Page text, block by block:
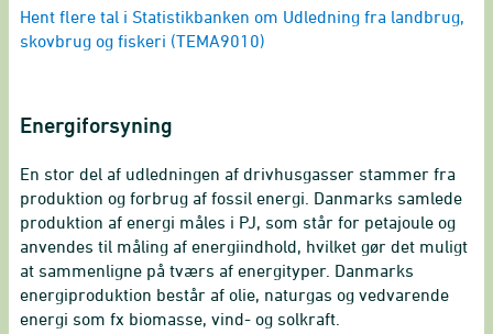
End of interactive chart.
Hent flere tal i Statistikbanken om Udledning fra landbrug,
skovbrug og fiskeri (TEMA9010)
Energiforsyning
En stor del af udledningen af drivhusgasser stammer fra
produktion og forbrug af fossil energi. Danmarks samlede
produktion af energi måles i PJ, som står for petajoule og
anvendes til måling af energiindhold, hvilket gør det muligt
at sammenligne på tværs af energityper. Danmarks
energiproduktion består af olie, naturgas og vedvarende
energi som fx biomasse, vind- og solkraft.